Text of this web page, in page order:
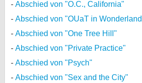
Abschied von "O.C., California"
Abschied von "OUaT in
Abschied von "One Tree Hill"
Abschied von "Private Practice"
Abschied von "Psych"
Abschied von "Sex and the City"